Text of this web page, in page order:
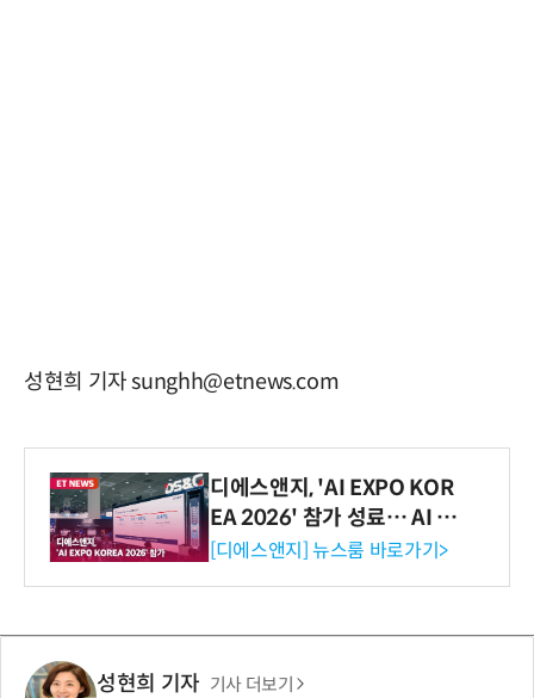
성현희 기자 sunghh@etnews.com
디에스앤지, 'AI EXPO KOR
EA 2026' 참가 성료… AI 전
생애주기 아우르는 통합 솔루
[디에스앤지] 뉴스룸 바로가기>
성현희 기자 기사 더보기